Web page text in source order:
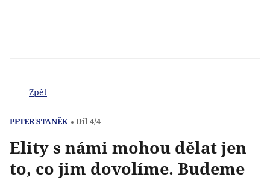
Zpět
PETER STANĚK Díl 4/4
Elity s námi mohou dělat jen
to, co jim dovolíme. Budeme